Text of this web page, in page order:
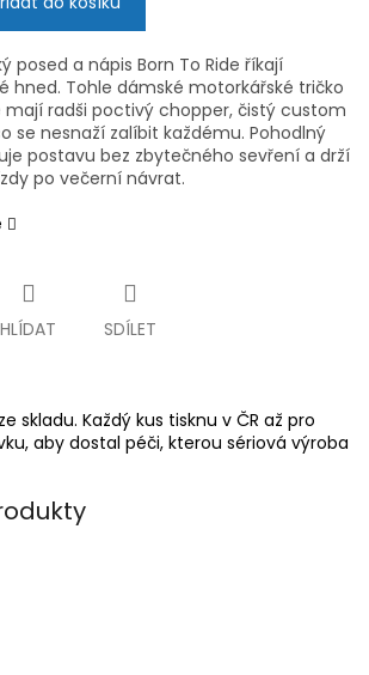
posed a nápis Born To Ride říkají
hned. Tohle dámské motorkářské tričko
mají radši poctivý chopper, čistý custom
se nesnaží zalíbit každému. Pohodlný
postavu bez zbytečného sevření a drží
po večerní návrat.
HLÍDAT SDÍLET
skladu. Každý kus tisknu v ČR až pro
aby dostal péči, kterou sériová výroba